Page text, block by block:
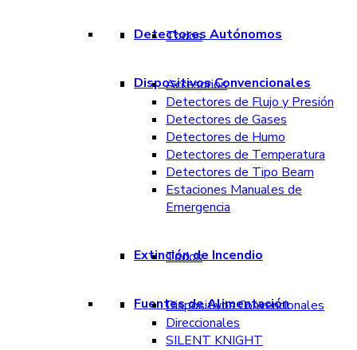
Detectores Autónomos
Todos
Dispositivos Convencionales
Accesorios
Detectores de Flujo y Presión
Detectores de Gases
Detectores de Humo
Detectores de Temperatura
Detectores de Tipo Beam
Estaciones Manuales de
Emergencia
Extinción de Incendio
Todos
Fuentes de Alimentación
Dispositivos Convencionales
Direccionales
SILENT KNIGHT